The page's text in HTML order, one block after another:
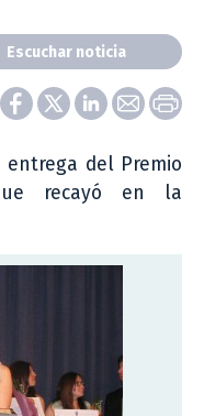
Escuchar noticia
entrega del Premio
recayó en la